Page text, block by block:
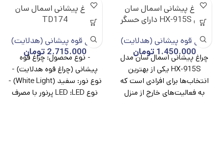
چراغ پیشانی اسمال سان
مدل HX-915S دارای حسگر
چراغ قوه پیشانی (هدلایت)
1.450.000تومان
چراغ پیشانی اسمال سان مدل
HX-915S یکی از بهترین
انتخاب‌ها برای افرادی است که
به فعالیت‌های خارج از منزل
چراغ پیشانی اسمال سان
TD174
چراغ قوه پیشانی (هدلایت)
2.715.000 تومان
- نوع محصول: چراغ قوه
پیشانی (چراغ قوه هدلایت) -
نوع نور: سفید (White Light) -
نوع LED :LED پرنور با مصرف